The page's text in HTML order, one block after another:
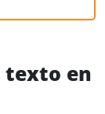
texto en